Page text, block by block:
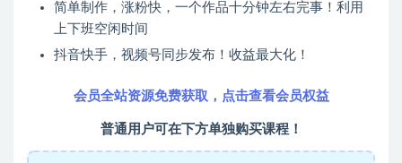
简单制作，涨粉快，一个作品十分钟左右完事！利用
上下班空闲时间
抖音快手，视频号同步发布！收益最大化！
会员全站资源免费获取，点击查看会员权益
普通用户可在下方单独购买课程！